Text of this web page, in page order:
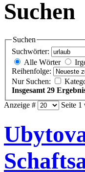
Suchen
Suchen
Suchwörter:
Alle Wörter
Reihenfolge:
Nur Suchen:
Insgesamt 29
Anzeige #
Seite 1